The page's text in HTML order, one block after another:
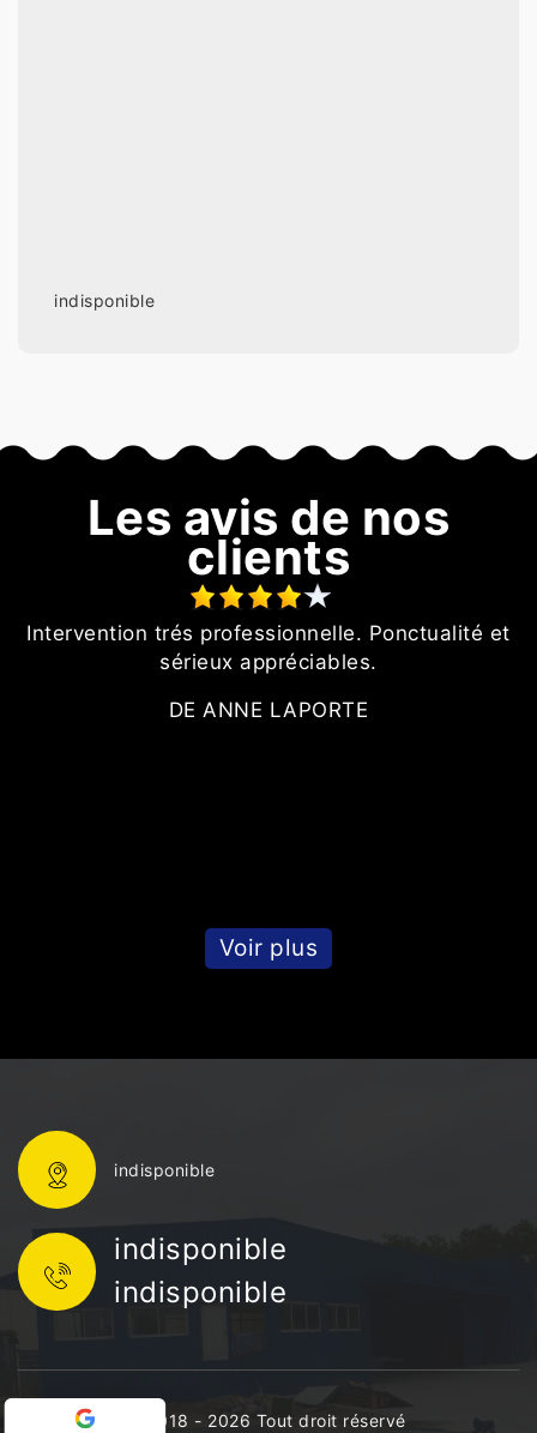
indisponible
Les avis de nos
clients
Intervention trés professionnelle. Ponctualité et
sérieux appréciables.
DE ANNE LAPORTE
Voir plus
indisponible
indisponible
indisponible
©2018 - 2026 Tout droit réservé